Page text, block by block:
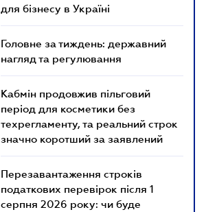
для бізнесу в Україні
Головне за тиждень: державний
нагляд та регулювання
Кабмін продовжив пільговий
період для косметики без
техрегламенту, та реальний строк
значно коротший за заявлений
Перезавантаження строків
податкових перевірок після 1
серпня 2026 року: чи буде